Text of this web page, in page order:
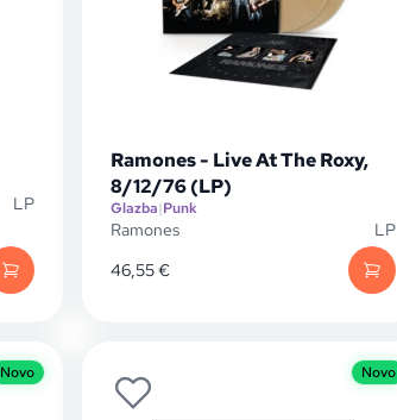
LP
Ramones - Live At The Roxy,
8/12/76 (LP)
Glazba|Punk
Ramones
LP
46,55€
Novo Novo